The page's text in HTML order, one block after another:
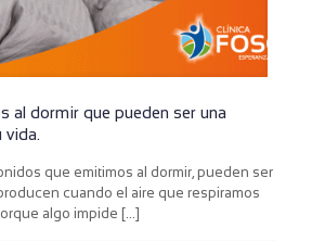
al dormir que pueden ser una
vida.
que emitimos al dormir, pueden ser
cuando el aire que respiramos
algo impide […]